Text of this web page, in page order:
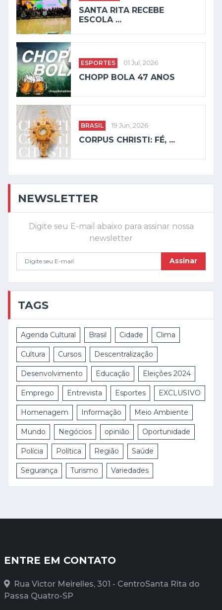
SANTA RITA RECEBE
ESCOLA ...
ESPORTES 01 Jul, 2026
CHOPP BOLA 47 ANOS
BRASIL 19 Jun, 2026
CORPUS CHRISTI: FÉ, ...
NEWSLETTER
Digite seu E-mail abaixo para assinar nossa
newsletter
Assinar
TAGS
Agenda Cultural Brasil Cidade Clima
Cultura Cursos Descentralização
Desenvolvimento Educação Eleições 2024
Emprego Entrevista Esportes EXCLUSIVO
Homenagem Informação Meio Ambiente
Mundo Negócios opinião Oportunidade
Polícia Política Região Saúde
Segurança Turismo Variedades
ENTRE EM CONTATO
Rua Victor Meirelles, 301 - CentroSanta Rita do
Passa Quatro-SP